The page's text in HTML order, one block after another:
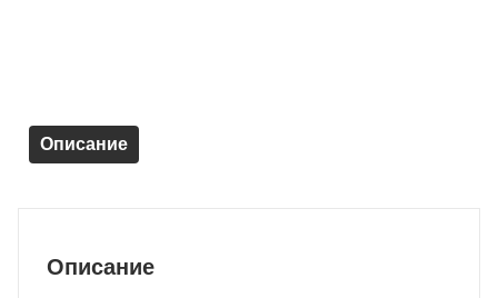
Описание
Описание